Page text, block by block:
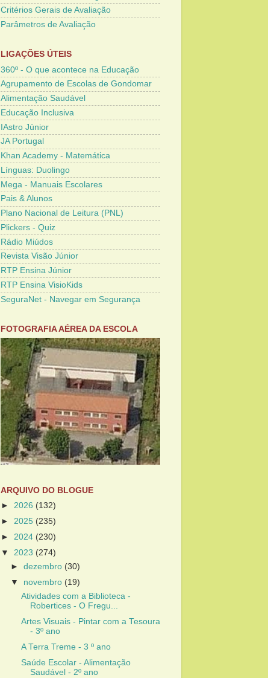
Critérios Gerais de Avaliação
Parâmetros de Avaliação
LIGAÇÕES ÚTEIS
360º - O que acontece na Educação
Agrupamento de Escolas de Gondomar
Alimentação Saudável
Educação Inclusiva
IAstro Júnior
JA Portugal
Khan Academy - Matemática
Línguas: Duolingo
Mega - Manuais Escolares
Pais & Alunos
Plano Nacional de Leitura (PNL)
Plickers - Quiz
Rádio Miúdos
Revista Visão Júnior
RTP Ensina Júnior
RTP Ensina VisioKids
SeguraNet - Navegar em Segurança
FOTOGRAFIA AÉREA DA ESCOLA
ARQUIVO DO BLOGUE
► 2026 (132)
► 2025 (235)
► 2024 (230)
▼ 2023 (274)
►dezembro (30)
▼ novembro (19)
Atividades com a Biblioteca -
Robertices - O Fregu...
Artes Visuais - Pintar com a Tesoura
- 3º ano
A Terra Treme - 3 º ano
Saúde Escolar - Alimentação
Saudável - 2º ano